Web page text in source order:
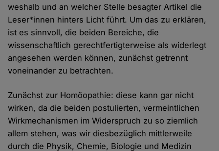
weshalb und an welcher Stelle besagter Artikel die
Leser*innen hinters Licht führt. Um das zu erklären,
ist es sinnvoll, die beiden Bereiche, die
wissenschaftlich gerechtfertigterweise als widerlegt
angesehen werden können, zunächst getrennt
voneinander zu betrachten.
Zunächst zur Homöopathie: diese kann gar nicht
wirken, da die beiden postulierten, vermeintlichen
Wirkmechanismen im Widerspruch zu so ziemlich
allem stehen, was wir diesbezüglich mittlerweile
durch die Physik, Chemie, Biologie und Medizin